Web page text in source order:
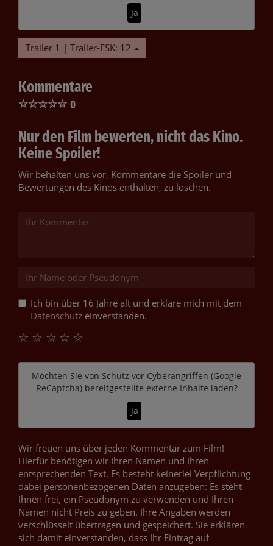
Ja
Trailer 1 | Trailer-FSK: 12
Kommentare
☆☆☆☆☆ 0
Nur den Film bewerten, nicht das Kino.
Keine Spoiler!
Wir behalten uns vor, Kommentare die Spoiler und
Bewertungen des Kinos enthalten, zu löschen.
Ich bin über 16 Jahre alt und erkläre mich mit dem
Datenschutz einverstanden.
☆
☆
☆
☆
☆
Möchten Sie von Schutz vor Cyberangriffen (Google
ReCaptcha)bereitgestellte externe Inhalte laden?
Ja
Wir freuen uns über jeden Kommentar zum Film!
Hierfür benötigen wir Ihren Namen und Ihren
entsprechenden Text. Es besteht keinerlei Verpflichtung
dabei personenbezogenen Daten anzugeben: Es steht
Ihnen frei, ein Pseudonym zu verwenden und Ihren
Namen nicht Preis zu geben. Ihre Angaben werden
verschlüsselt übertragen und gespeichert. Sie erklären
sich damit einverstanden, dass Ihr Eintrag auf